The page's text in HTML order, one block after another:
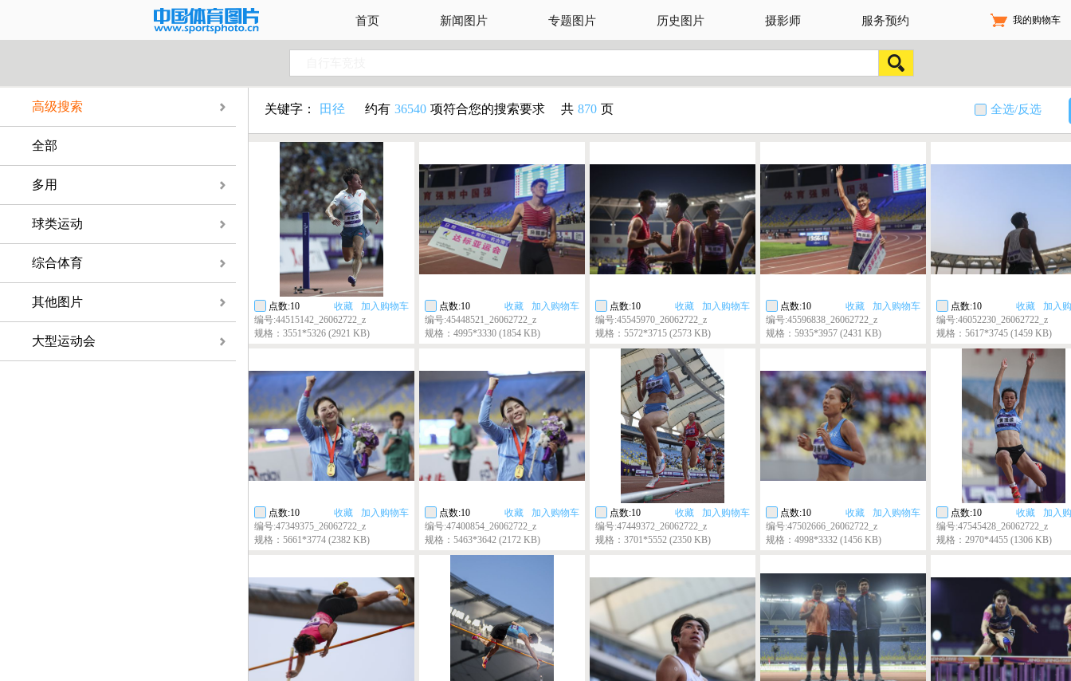
首页 新闻图片 专题图片 历史图片 摄影师 服务预约 我的购物车
高级搜索
全部
多用
球类运动
综合体育
其他图片
大型运动会
关键字： 田径 约有 36540 项符合您的搜索要求 共 870 页 全选/反选
收藏 加入购物车
点数:10
编号:44515142_26062722_z
规格：3551*5326 (2921 KB)
收藏 加入购物车
点数:10
编号:45448521_26062722_z
规格：4995*3330 (1854 KB)
收藏 加入购物车
点数:10
编号:45545970_26062722_z
规格：5572*3715 (2573 KB)
收藏 加入购物车
点数:10
编号:45596838_26062722_z
规格：5935*3957 (2431 KB)
收藏 加入
点数:10
编号:46052230_26062722_z
规格：5617*3745 (1459 KB)
收藏 加入购物车
点数:10
编号:47349375_26062722_z
规格：5661*3774 (2382 KB)
收藏 加入购物车
点数:10
编号:47400854_26062722_z
规格：5463*3642 (2172 KB)
收藏 加入购物车
点数:10
编号:47449372_26062722_z
规格：3701*5552 (2350 KB)
收藏 加入购物车
点数:10
编号:47502666_26062722_z
规格：4998*3332 (1456 KB)
收藏 加入
点数:10
编号:47545428_26062722_z
规格：2970*4455 (1306 KB)